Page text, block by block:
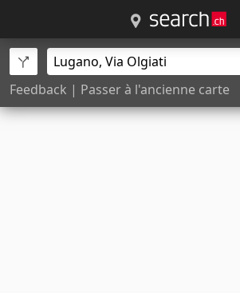
Feedback | Passer à l'ancienne carte